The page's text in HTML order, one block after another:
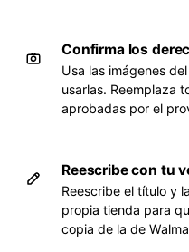
Confirma los
Usa las imágenes
usarlas. Reemplaza
aprobadas por el
Reescribe con tu
Reescribe el título y
propia tienda para
copia de la de